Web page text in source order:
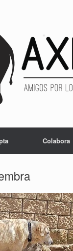
Colabora